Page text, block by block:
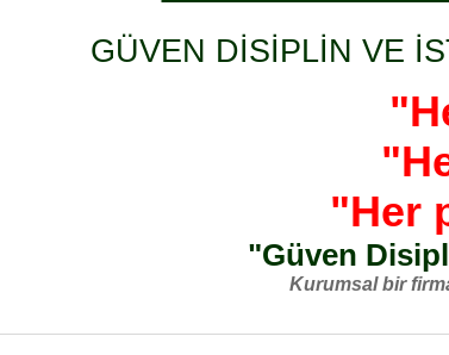
GÜVEN DİSİPLİN VE
"Her
"Güven
Kurumsal bir